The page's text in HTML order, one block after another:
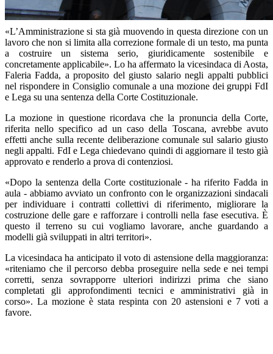
«L’Amministrazione si sta già muovendo in questa direzione con un
lavoro che non si limita alla correzione formale di un testo, ma punta
a costruire un sistema serio, giuridicamente sostenibile e
concretamente applicabile». Lo ha affermato la vicesindaca di Aosta,
Faleria Fadda, a proposito del giusto salario negli appalti pubblici
nel rispondere in Consiglio comunale a una mozione dei gruppi FdI
e Lega su una sentenza della Corte Costituzionale.
La mozione in questione ricordava che la pronuncia della Corte,
riferita nello specifico ad un caso della Toscana, avrebbe avuto
effetti anche sulla recente deliberazione comunale sul salario giusto
negli appalti. FdI e Lega chiedevano quindi di aggiornare il testo già
approvato e renderlo a prova di contenziosi.
«Dopo la sentenza della Corte costituzionale - ha riferito Fadda in
aula - abbiamo avviato un confronto con le organizzazioni sindacali
per individuare i contratti collettivi di riferimento, migliorare la
costruzione delle gare e rafforzare i controlli nella fase esecutiva. È
questo il terreno su cui vogliamo lavorare, anche guardando a
modelli già sviluppati in altri territori».
La vicesindaca ha anticipato il voto di astensione della maggioranza:
«riteniamo che il percorso debba proseguire nella sede e nei tempi
corretti, senza sovrapporre ulteriori indirizzi prima che siano
completati gli approfondimenti tecnici e amministrativi già in
corso». La mozione è stata respinta con 20 astensioni e 7 voti a
favore.